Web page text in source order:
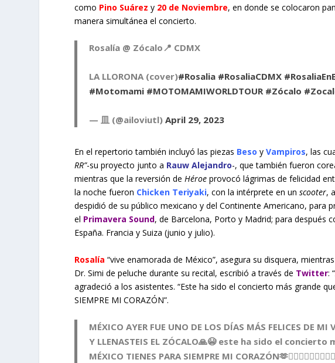
como Pino Suárez y 20 de Noviembre, en donde se colocaron
manera simultánea el concierto.
Rosalía @ Zócalo📍 CDMX
LA LLORONA (cover)#Rosalia #RosaliaCDMX
#Motomami #MOTOMAMIWORLDTOUR #Zócalo
— 皿 (@ailoviutl)April 29, 2023
En el repertorio también incluyó las piezas Beso yVampiros, las
RR”-su proyecto junto a Rauw Alejandro-, que también fueron
mientras que la reversión deHéroe provocó lágrimas de felicidad
la noche fueron Chicken Teriyaki, con la intérprete en unscooter,
despidió de su público mexicano y del Continente Americano, para
el Primavera Sound, de Barcelona, Porto y Madrid; para después
España. Francia y Suiza (junio y julio).
Rosalía “vive enamorada de México”, asegura su disquera,
Dr. Simi de peluche durante su recital, escribió a través de Twitter:
agradeció a los asistentes. “Este ha sido el concierto más grande
SIEMPRE MI CORAZÓN”.
MÉXICO AYER FUE UNO DE LOS DÍAS MÁS FELICES DE
Y LLENASTEIS EL ZÓCALO🙏😭 este ha sido el
MÉXICO TIENES PARA SIEMPRE MI